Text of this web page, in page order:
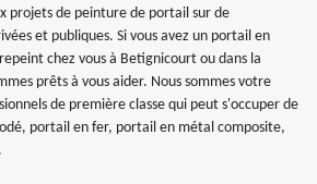
projets de peinture de portail sur de
et publiques. Si vous avez un portail en
chez vous à Betignicourt ou dans la
prêts à vous aider. Nous sommes votre
de première classe qui peut s'occuper de
portail en fer, portail en métal composite,